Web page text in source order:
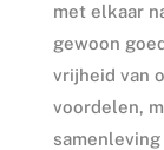
met elkaar
gewoon
vrijheid van
voordelen,
samenleving